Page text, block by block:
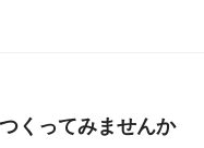
くってみませんか